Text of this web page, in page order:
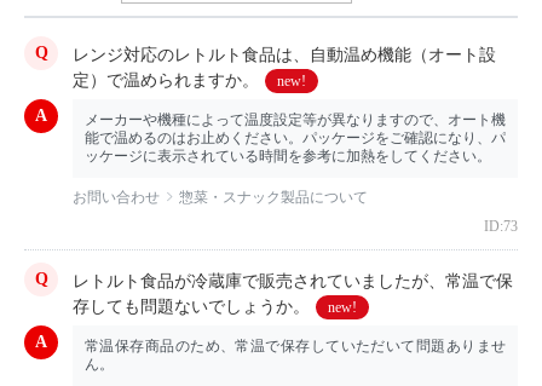
レンジ対応のレトルト食品は、自動温め機能（オート設
定）で温められますか。
new!
ID:73
メーカーや機種によって温度設定等が異なりますので、オート機
能で温めるのはお止めください。パッケージをご確認になり、パ
ッケージに表示されている時間を参考に加熱をしてください。
お問い合わせ 惣菜・スナック製品について
レトルト食品が冷蔵庫で販売されていましたが、常温で保
存しても問題ないでしょうか。
new!
常温保存商品のため、常温で保存していただいて問題ありませ
ん。